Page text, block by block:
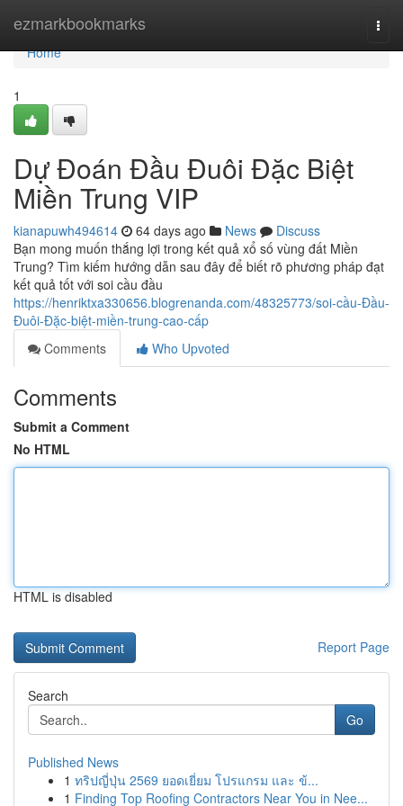
ezmarkbookmarks
Home
Home
1
Dự Đoán Đầu Đuôi Đặc Biệt
Miền Trung VIP
kianapuwh494614 64 days ago News
Discuss
Bạn mong muốn thắng lợi trong kết quả xổ số vùng đất Miền
Trung? Tìm kiếm hướng dẫn sau đây để biết rõ phương pháp đạt
kết quả tốt với soi cầu đầu
https://henriktxa330656.blogrenanda.com/48325773/soi-cầu-Đầu-
Đuôi-Đặc-biệt-miền-trung-cao-cấp
Comments
Who Upvoted
Comments
Submit a Comment
No HTML
HTML is disabled
Report Page
Search
Go
Published News
1 ทริปญี่ปุ่น 2569 ยอดเยี่ยม โปรแกรม และ ข้...
1 Finding Top Roofing Contractors Near You in Nee...